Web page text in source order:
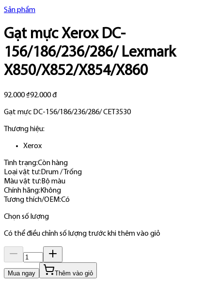
Sản phẩm
Gạt mực Xerox DC-
156/186/236/286/ Lexmark
X850/X852/X854/X860
92.000 ₫92.000 đ
Gạt mực DC-156/186/236/286/ CET3530
Thương hiệu:
Xerox
Tình trạng:Còn hàng
Loại vật tư: Drum / Trống
Màu vật tư: Bộ màu
Chính hãng: Không
Tương thích/OEM:Có
Chọn số lượng
Có thể điều chỉnh số lượng trước khi thêm vào giỏ
Mua ngay Thêm vào giỏ